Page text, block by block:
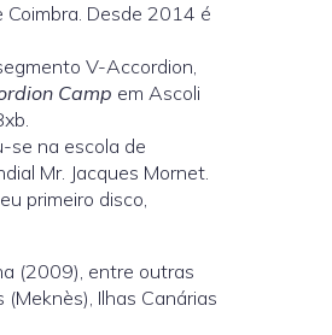
Desde 2014 é
V-Accordion,
Camp em Ascoli
se na escola de
Mr. Jacques Mornet.
primeiro disco,
(2009), entre outras
Ilhas Canárias